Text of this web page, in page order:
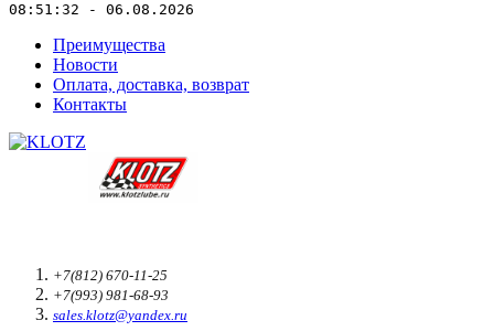
08:51:32 - 06.08.2026
Преимущества
Новости
Оплата, доставка, возврат
Контакты
+7(812) 670-11-25
+7(993) 981-68-93
sales.klotz@yandex.ru